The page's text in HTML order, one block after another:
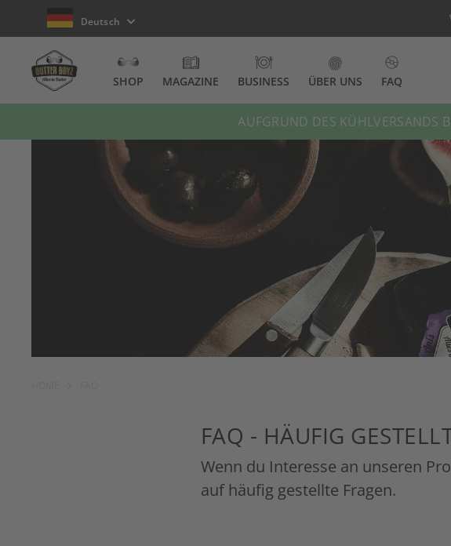
Deutsch
SHOP MAGAZINE BUSINESS ÜBER UNS FAQ
AUFGRUND DES KÜHLVERSANDS
FAQ - HÄUFIG
Wenn du Interesse an unseren
auf häufig gestellte Fragen.